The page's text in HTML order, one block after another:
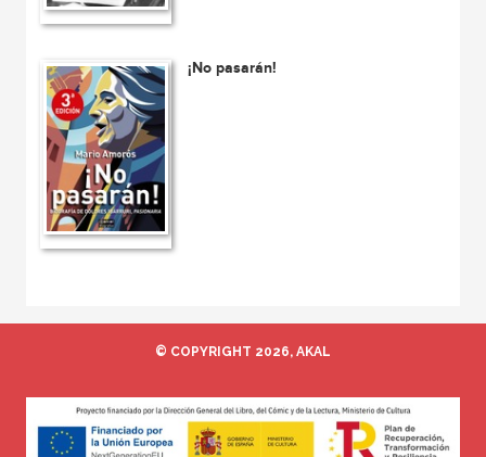
¡No pasarán!
© COPYRIGHT 2026, AKAL